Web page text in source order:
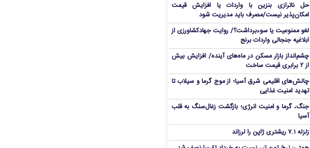
حل ناترازی بنزین با واردات یا افزایش قیمت
امکان‌پذیر نیست/مصرف باید مدیریت شود
لغو ممنوعیت یا سوءبرداشت؟/ روایت جهادکشاورزی از
ابلاغیه جنجالی واردات برنج
چشم‌انداز بازار مسکن در ماه‌های آینده/ افزایش بیش
از ۲ برابری قیمت ساخت
چالش‌های اقلیمی شرق آسیا؛ از موج گرما و سیلاب تا
تهدید امنیت غذایی
جنگ، گرما و امنیت انرژی؛ بازگشت زغال‌سنگ به قلب
آسیا
زلزله ۷.۱ ریشتری ژاپن را لرزاند